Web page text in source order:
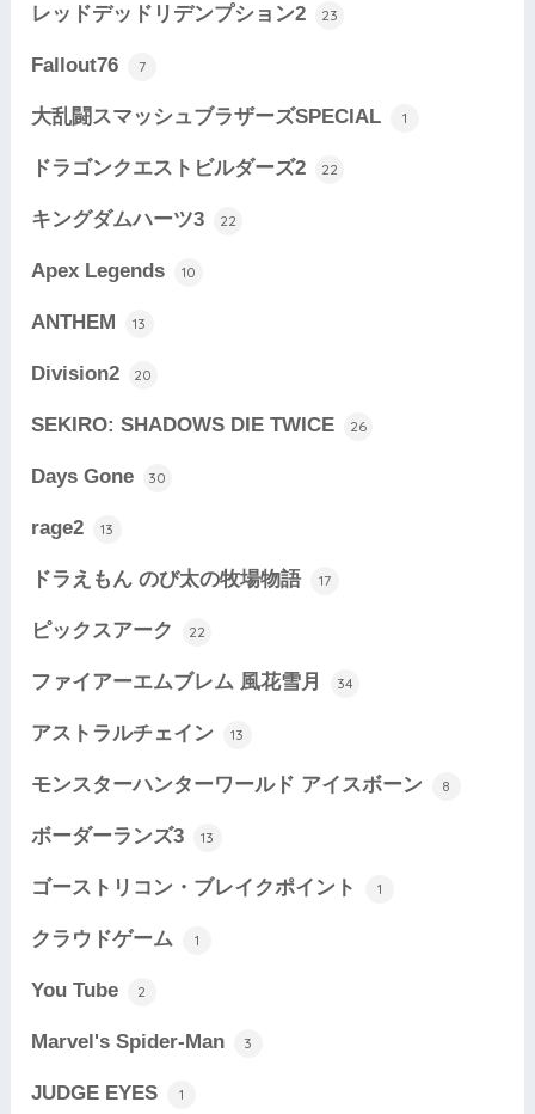
レッドデッドリデンプション2 23
Fallout76 7
大乱闘スマッシュブラザーズSPECIAL 1
ドラゴンクエストビルダーズ2 22
キングダムハーツ3 22
Apex Legends 10
ANTHEM 13
Division2 20
SEKIRO: SHADOWS DIE TWICE 26
Days Gone 30
rage2 13
ドラえもん のび太の牧場物語 17
ピックスアーク 22
ファイアーエムブレム 風花雪月 34
アストラルチェイン 13
モンスターハンターワールド アイスボーン 8
ボーダーランズ3 13
ゴーストリコン・ブレイクポイント 1
クラウドゲーム 1
You Tube 2
Marvel's Spider-Man 3
JUDGE EYES 1